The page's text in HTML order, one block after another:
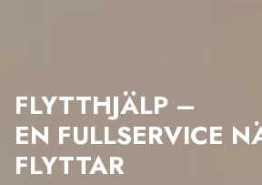
FLYTTHJÄLP –
EN FULLSERVICE
FLYTTAR